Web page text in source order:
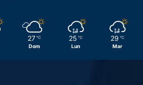
27 ℃
Dom
25 ℃
Lun
29 ℃
Mar